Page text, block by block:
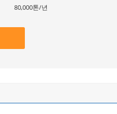
80,000톤/년